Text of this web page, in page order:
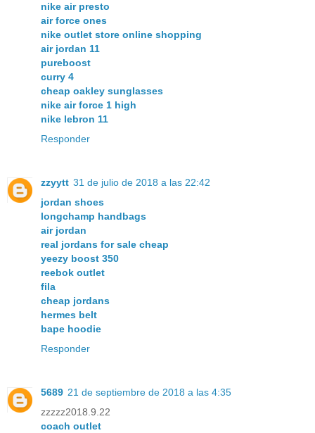
nike air presto
air force ones
nike outlet store online shopping
air jordan 11
pureboost
curry 4
cheap oakley sunglasses
nike air force 1 high
nike lebron 11
Responder
zzyytt 31 de julio de 2018 a las 22:42
jordan shoes
longchamp handbags
air jordan
real jordans for sale cheap
yeezy boost 350
reebok outlet
fila
cheap jordans
hermes belt
bape hoodie
Responder
5689 21 de septiembre de 2018 a las 4:35
zzzzz2018.9.22
coach outlet